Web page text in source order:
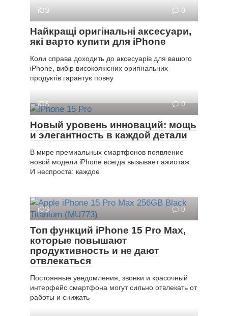
iOS 0
Найкращі оригінальні аксесуари,
які варто купити для iPhone
Коли справа доходить до аксесуарів для вашого
iPhone, вибір високоякісних оригінальних
продуктів гарантує повну
iOS 0
Новый уровень инноваций: мощь
и элегантность в каждой детали
В мире премиальных смартфонов появление
новой модели iPhone всегда вызывает ажиотаж.
И неспроста: каждое
iOS 0
Топ функций iPhone 15 Pro Max,
которые повышают
продуктивность и не дают
отвлекаться
Постоянные уведомления, звонки и красочный
интерфейс смартфона могут сильно отвлекать от
работы и снижать